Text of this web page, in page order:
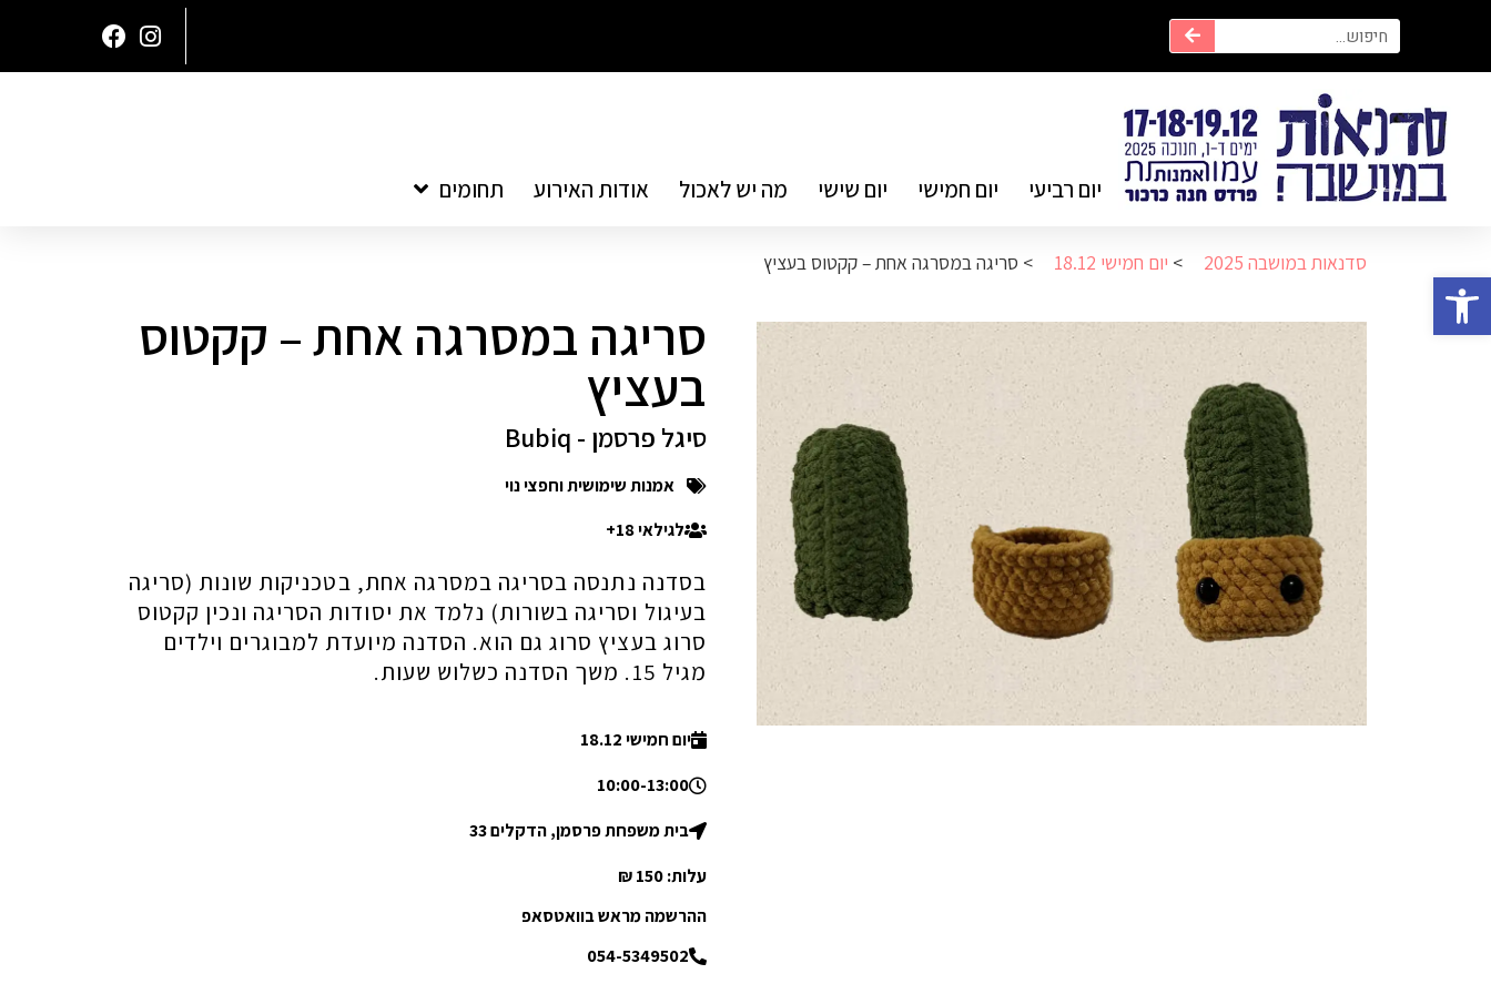
פתח סרגל נגישות
יום רביעי יום חמישי יום שישי מה יש לאכול אודות האירוע תחומים
סדנאות במושבה 2025 > יום חמישי 18.12 > סריגה במסרגה אחת – קקטוס בעציץ
סריגה במסרגה אחת – קקטוס
בעציץ
סיגל פרסמן - Bubiq
אמנות שימושית וחפצי נוי
לגילאי 18+
בסדנה נתנסה בסריגה במסרגה אחת, בטכניקות שונות (סריגה
בעיגול וסריגה בשורות) נלמד את יסודות הסריגה ונכין קקטוס
סרוג בעציץ סרוג גם הוא. הסדנה מיועדת למבוגרים וילדים
מגיל 15. משך הסדנה כשלוש שעות.
יום חמישי 18.12
10:00-13:00
בית משפחת פרסמן, הדקלים 33
עלות: 150 ₪
ההרשמה מראש בוואטסאפ
054-5349502